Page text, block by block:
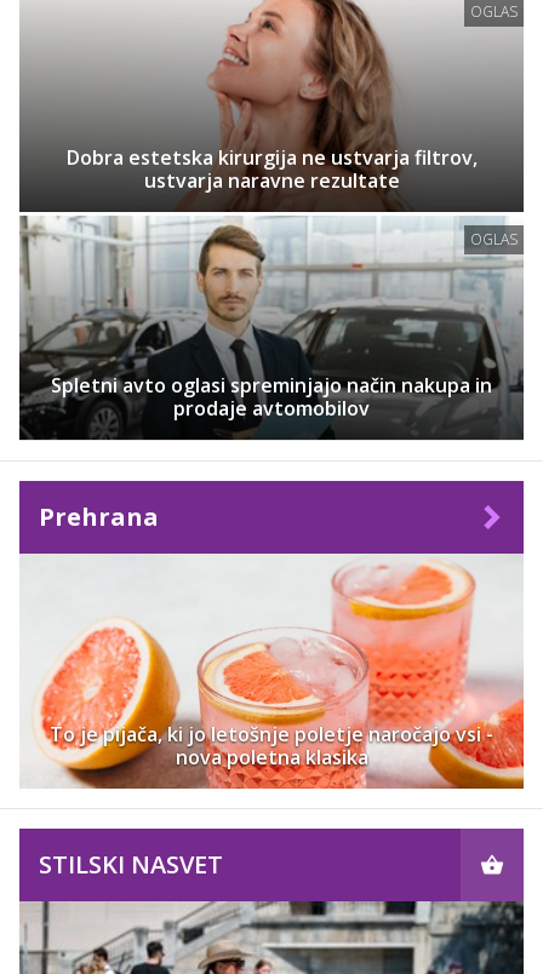
OGLAS
Dobra estetska kirurgija ne ustvarja filtrov,
ustvarja naravne rezultate
OGLAS
Spletni avto oglasi spreminjajo način nakupa in
prodaje avtomobilov
Prehrana
To je pijača, ki jo letošnje poletje naročajo vsi -
nova poletna klasika
STILSKI NASVET